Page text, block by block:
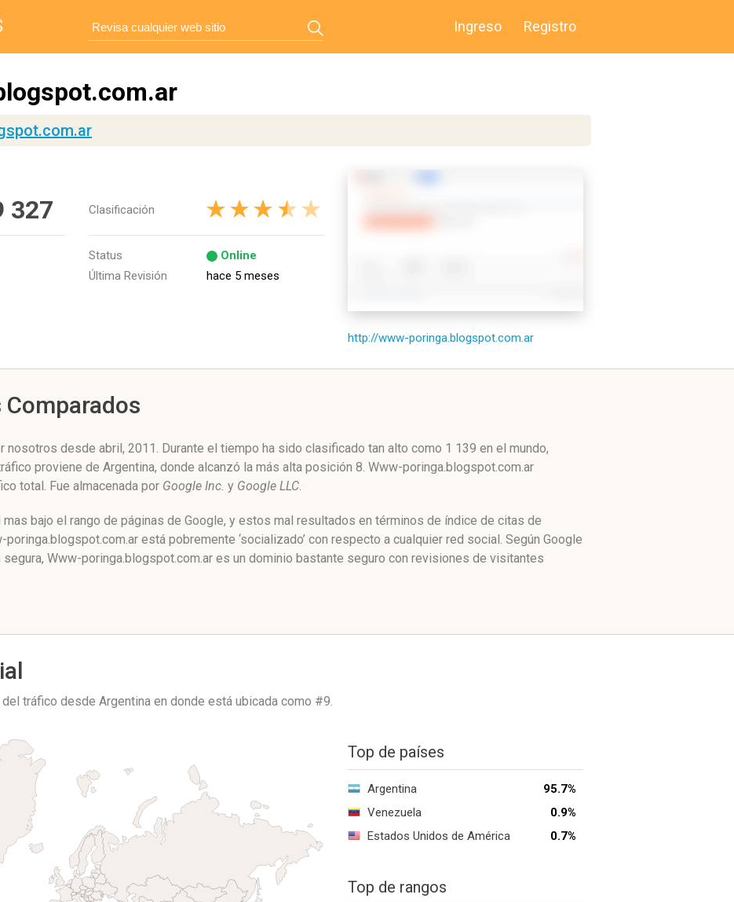
Ingreso Registro
327 Clasificación
Status
Online
Última Revisión
hace 5 meses
http://www-poringa.blogspot.com.ar
nosotros desde abril, 2011. Durante el tiempo ha sido clasificado tan alto como 1 139 en el mundo,
proviene de Argentina, donde alcanzó la más alta posición 8. Www-poringa.blogspot.com.ar
total. Fue almacenada por Google Inc. y Google LLC.
bajo el rango de páginas de Google, y estos mal resultados en términos de índice de citas de
poringa.blogspot.com.ar está pobremente ‘socializado’ con respecto a cualquier red social. Según Google
Www-poringa.blogspot.com.ar es un dominio bastante seguro con revisiones de visitantes
tráfico desde Argentina en donde está ubicada como #9.
Top de países
Argentina
95.7%
Venezuela
0.9%
Estados Unidos de América
0.7%
Top de rangos